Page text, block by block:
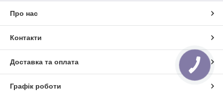
Про нас
Контакти
Доставка та оплата
Графік роботи